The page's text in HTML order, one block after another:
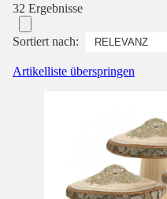
32 Ergebnisse
Sortiert nach:
Artikelliste überspringen